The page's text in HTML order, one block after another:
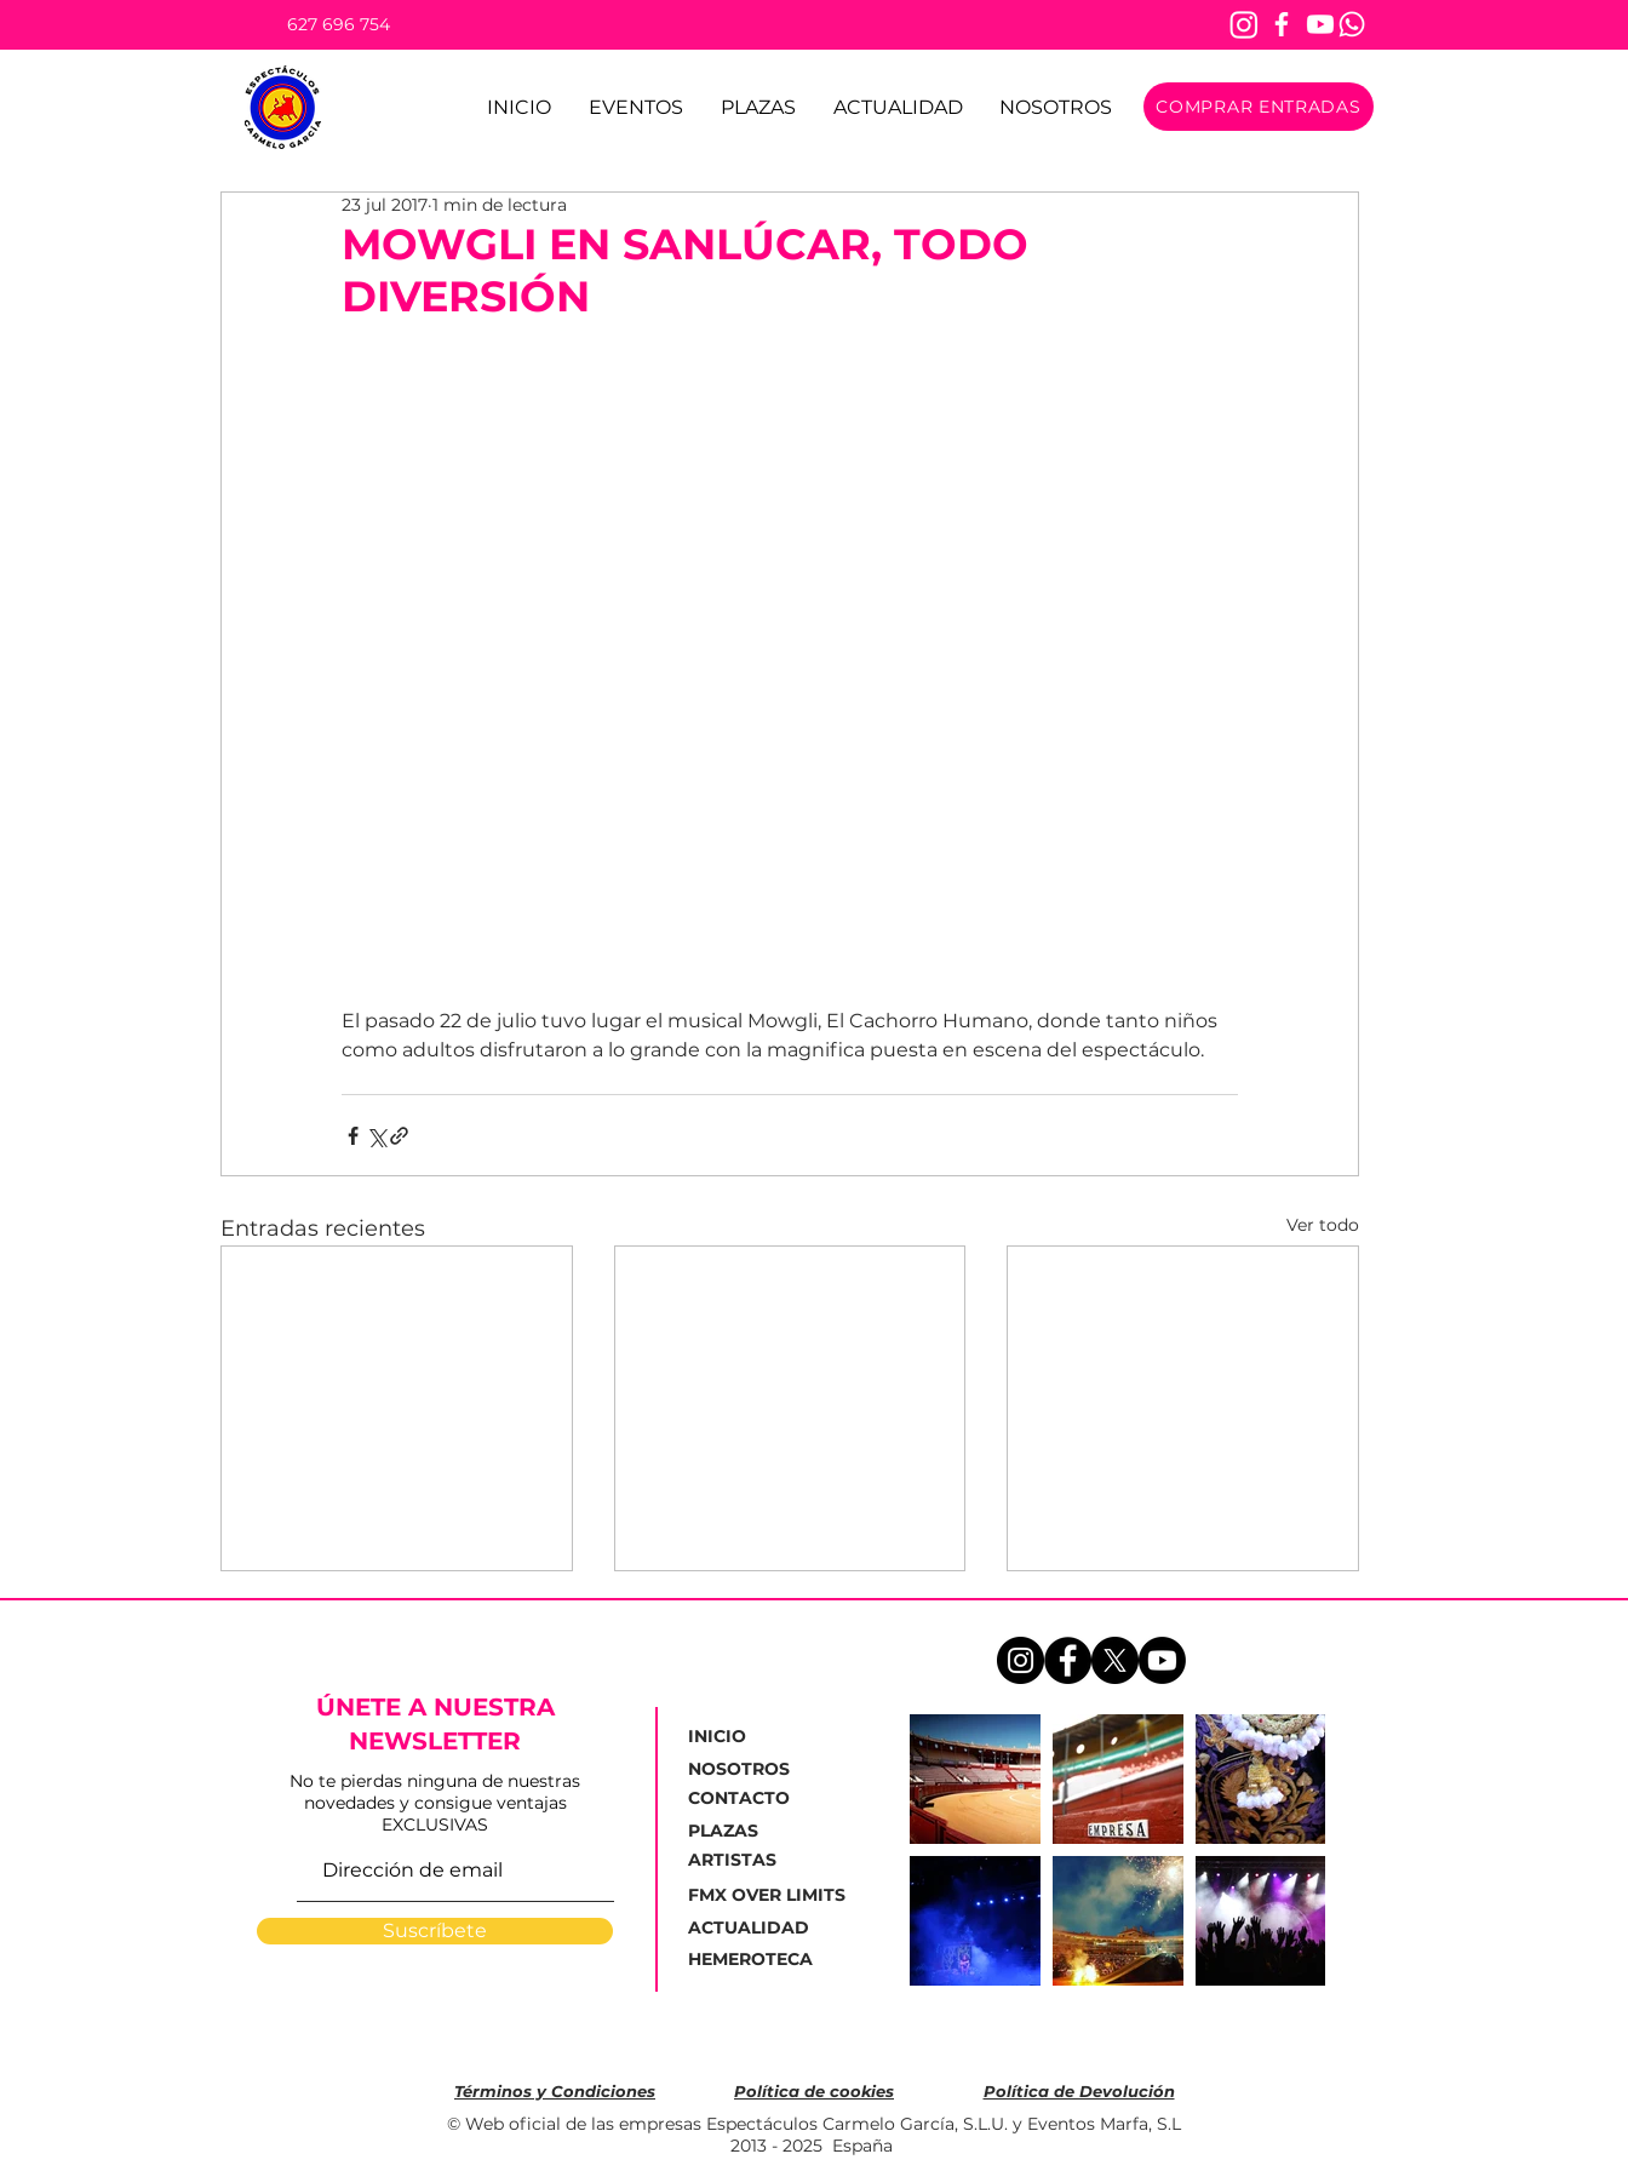
627 696 754
INICIO EVENTOS PLAZAS ACTUALIDAD NOSOTROS COMPRAR ENTRADAS
MOWGLI EN SANLÚCAR, TODO
DIVERSIÓN
23 jul 2017 1 min de lectura
El pasado 22 de julio tuvo lugar el musical Mowgli, El Cachorro Humano, donde tanto niños
como adultos disfrutaron a lo grande con la magnifica puesta en escena del espectáculo.
Entradas recientes Ver todo
Vídeo | Los imponentes
Miura ya aguardan su
cita con la VIII Corrida
Los Conciertos del
Verano en el Ruedo
arrancan este viernes en
Sanlúcar de Barrameda
Triple Puerta Grande en
la vuelta de los toros a
Benalup-Casas Viejas
ÚNETE A NUESTRA
NEWSLETTER
No te pierdas ninguna de nuestras
novedades y consigue ventajas
EXCLUSIVAS
Suscríbete
INICIO
NOSOTROS
CONTACTO
PLAZAS
ARTISTAS
FMX OVER LIMITS
ACTUALIDAD
HEMEROTECA
Términos y Condiciones Política de cookies Política de Devolución
© Web oficial de las empresas Espectáculos Carmelo García, S.L.U. y Eventos Marfa, S.L
2013 - 2025 España